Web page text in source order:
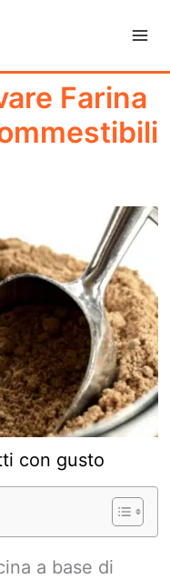
Farina
con gusto
a base di